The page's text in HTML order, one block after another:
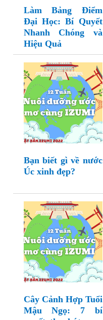
Làm Bảng Điểm
Đại Học: Bí Quyết
Nhanh Chóng và
Hiệu Quả
Bạn biết gì về nước
Úc xinh đẹp?
Cây Cảnh Hợp Tuổi
Mậu Ngọ: 7 bí